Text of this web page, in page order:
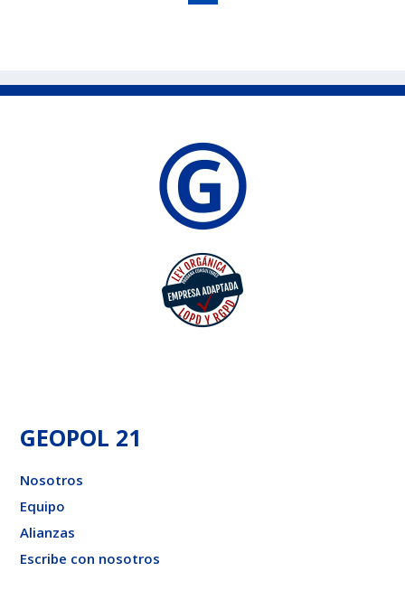
GEOPOL 21
Nosotros
Equipo
Alianzas
Escribe con nosotros